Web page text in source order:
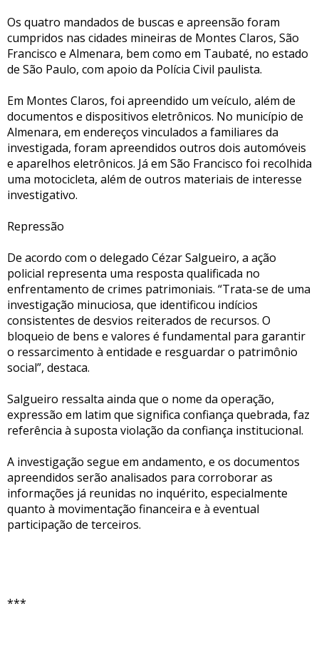
Os quatro mandados de buscas e apreensão foram
cumpridos nas cidades mineiras de Montes Claros, São
Francisco e Almenara, bem como em Taubaté, no estado
de São Paulo, com apoio da Polícia Civil paulista.
Em Montes Claros, foi apreendido um veículo, além de
documentos e dispositivos eletrônicos. No município de
Almenara, em endereços vinculados a familiares da
investigada, foram apreendidos outros dois automóveis
e aparelhos eletrônicos. Já em São Francisco foi recolhida
uma motocicleta, além de outros materiais de interesse
investigativo.
Repressão
De acordo com o delegado Cézar Salgueiro, a ação
policial representa uma resposta qualificada no
enfrentamento de crimes patrimoniais. “Trata-se de uma
investigação minuciosa, que identificou indícios
consistentes de desvios reiterados de recursos. O
bloqueio de bens e valores é fundamental para garantir
o ressarcimento à entidade e resguardar o patrimônio
social”, destaca.
Salgueiro ressalta ainda que o nome da operação,
expressão em latim que significa confiança quebrada, faz
referência à suposta violação da confiança institucional.
A investigação segue em andamento, e os documentos
apreendidos serão analisados para corroborar as
informações já reunidas no inquérito, especialmente
quanto à movimentação financeira e à eventual
participação de terceiros.
***